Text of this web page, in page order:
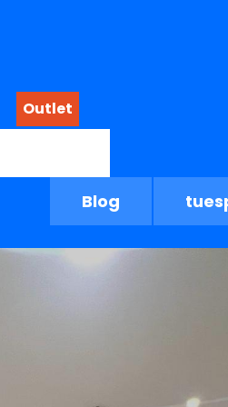
Outlet
Menú
Blog